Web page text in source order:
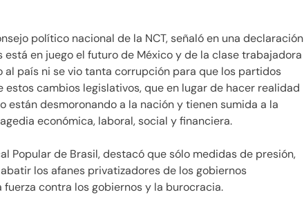
político nacional de la NCT, señaló en una declaración
en juego el futuro de México y de la clase trabajadora
al país ni se vio tanta corrupción para que los partidos
cambios legislativos, que en lugar de hacer realidad
están desmoronando a la nación y tienen sumida a la
económica, laboral, social y financiera.
Popular de Brasil, destacó que sólo medidas de presión,
los afanes privatizadores de los gobiernos
contra los gobiernos y la burocracia.